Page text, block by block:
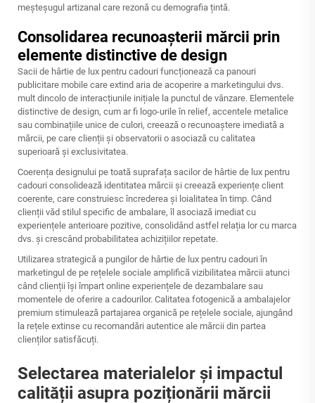
meșteșugul artizanal care rezonă cu demografia țintă.
Consolidarea recunoașterii mărcii prin
elemente distinctive de design
Sacii de hârtie de lux pentru cadouri funcționează ca panouri
publicitare mobile care extind aria de acoperire a marketingului dvs.
mult dincolo de interacțiunile inițiale la punctul de vânzare. Elementele
distinctive de design, cum ar fi logo-urile în relief, accentele metalice
sau combinațiile unice de culori, creează o recunoaștere imediată a
mărcii, pe care clienții și observatorii o asociază cu calitatea
superioară și exclusivitatea.
Coerența designului pe toată suprafața sacilor de hârtie de lux pentru
cadouri consolidează identitatea mărcii și creează experiențe client
coerente, care construiesc încrederea și loialitatea în timp. Când
clienții văd stilul specific de ambalare, îl asociază imediat cu
experiențele anterioare pozitive, consolidând astfel relația lor cu marca
dvs. și crescând probabilitatea achizițiilor repetate.
Utilizarea strategică a pungilor de hârtie de lux pentru cadouri în
marketingul de pe rețelele sociale amplifică vizibilitatea mărcii atunci
când clienții își împart online experiențele de dezambalare sau
momentele de oferire a cadourilor. Calitatea fotogenică a ambalajelor
premium stimulează partajarea organică pe rețelele sociale, ajungând
la rețele extinse cu recomandări autentice ale mărcii din partea
clienților satisfăcuți.
Selectarea materialelor și impactul
calității asupra poziționării mărcii